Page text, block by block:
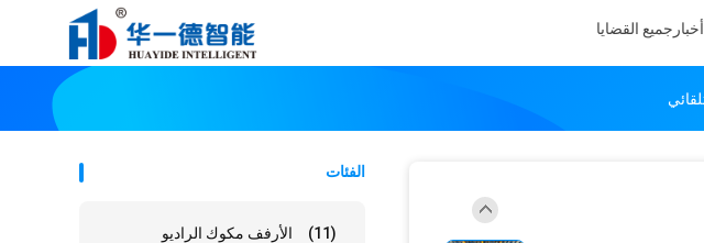
أخبار جميع القضايا
الفئات
الأرفف مكوك الراديو (11)